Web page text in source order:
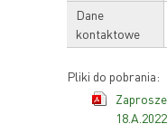
Dane
kontaktowe
Pliki do pobrania:
18.A.2022